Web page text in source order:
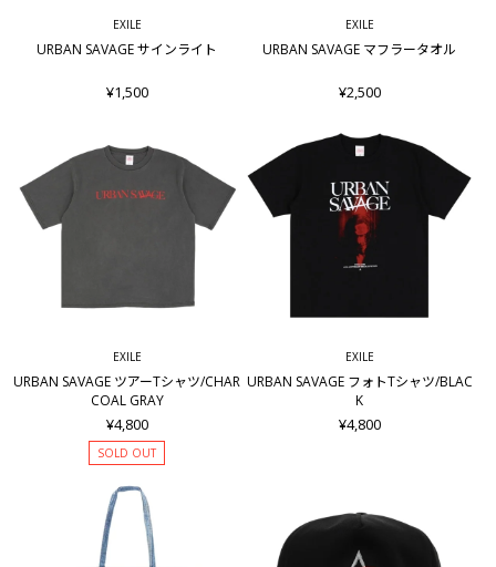
EXILE
URBAN SAVAGE サインライト
¥1,500
EXILE
URBAN SAVAGE マフラータオル
¥2,500
EXILE
URBAN SAVAGE ツアーTシャツ/CHAR
COAL GRAY
¥4,800
SOLD OUT
EXILE
URBAN SAVAGE フォトTシャツ/BLAC
K
¥4,800